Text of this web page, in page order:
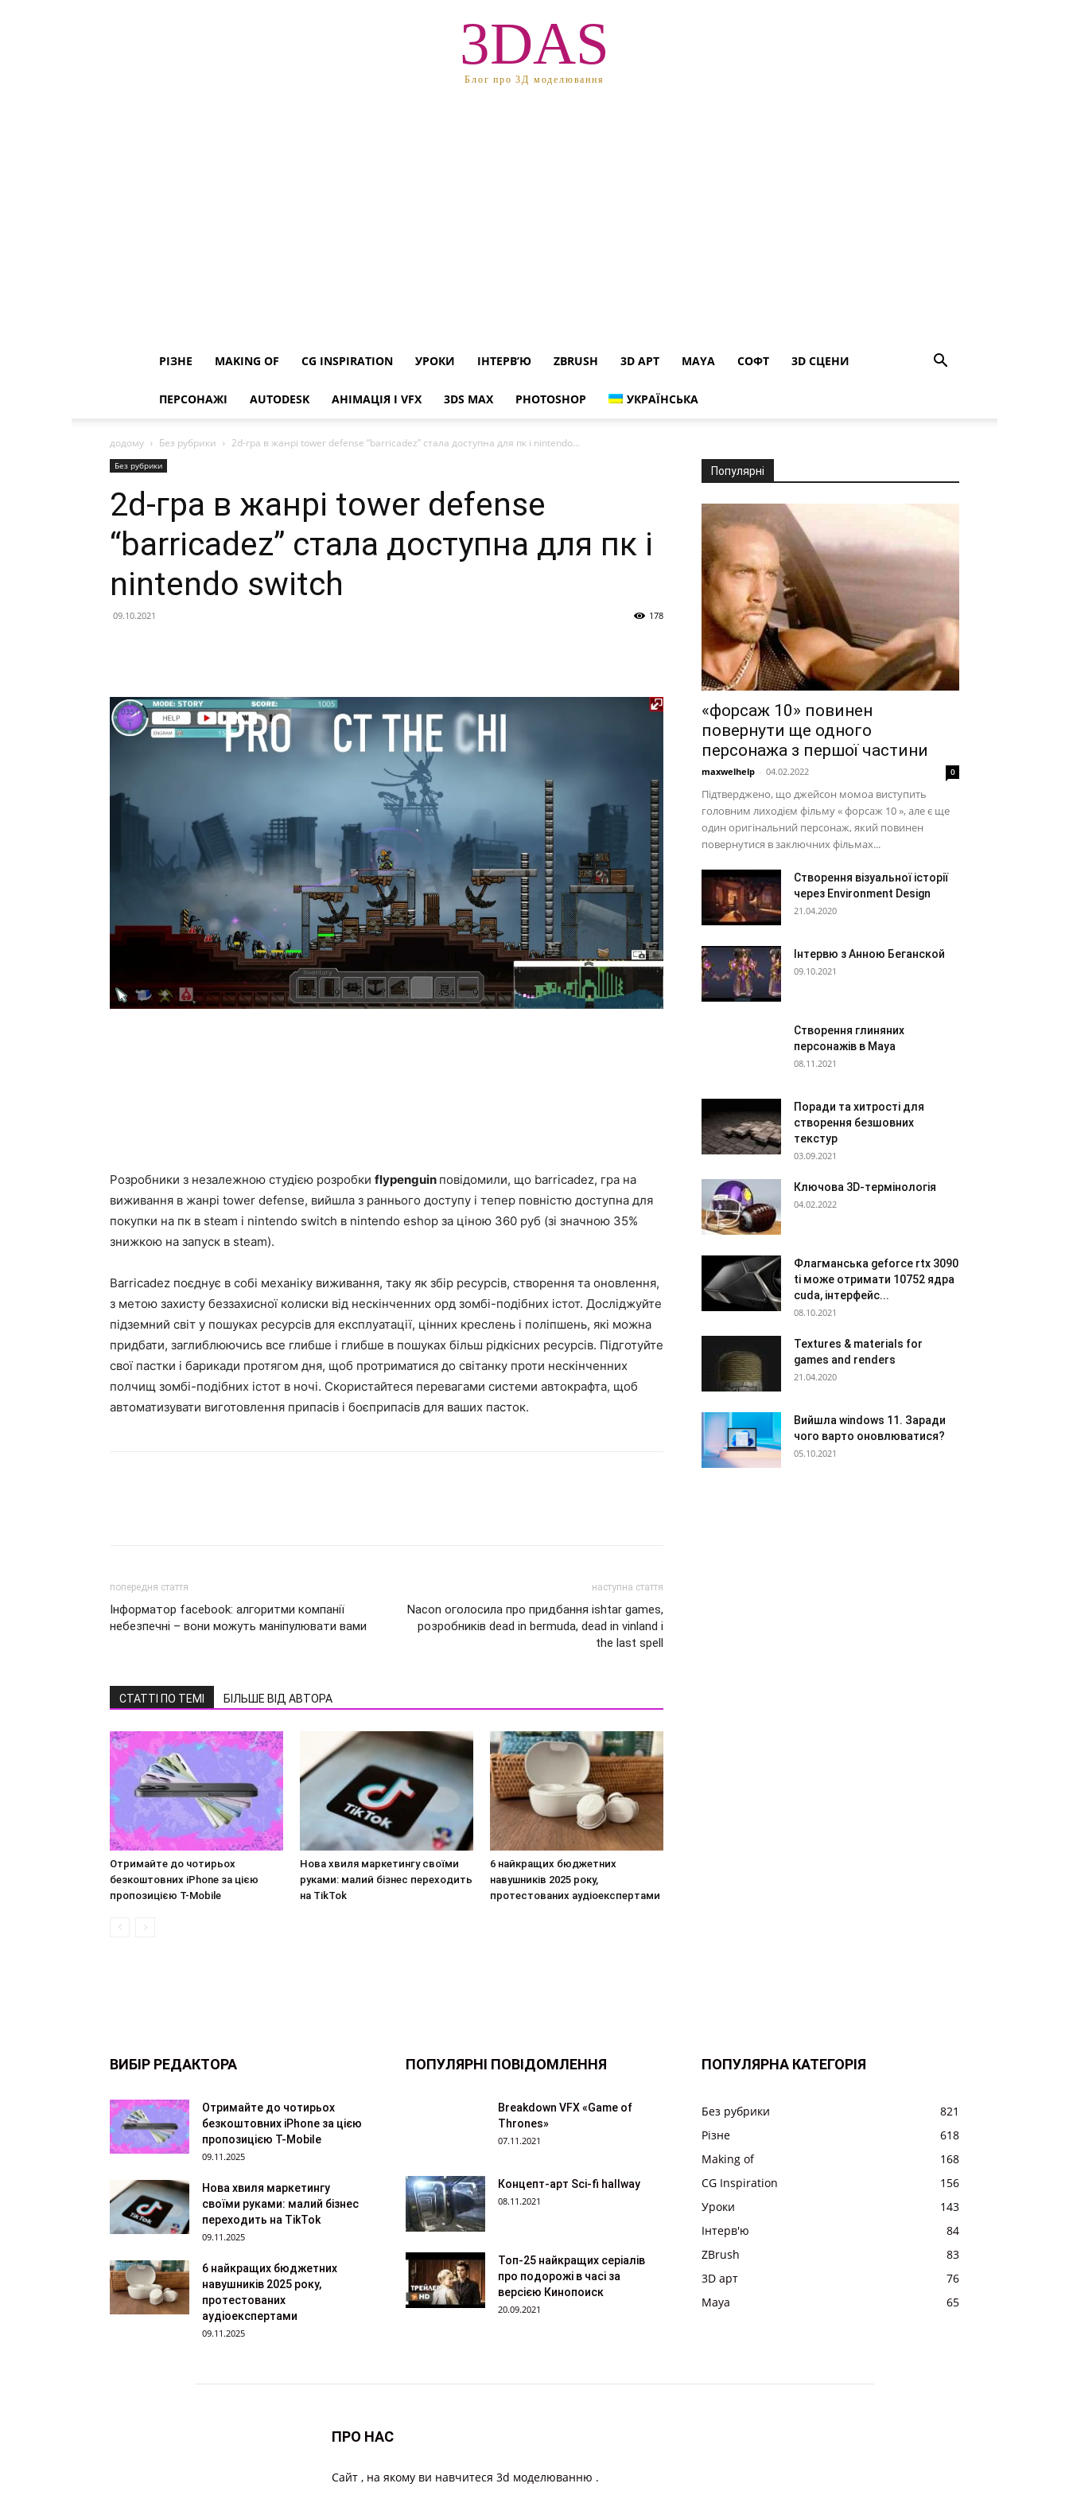
3DAS
Блог про 3Д моделювання
РІЗНЕ MAKING OF CG INSPIRATION УРОКИ ІНТЕРВ’Ю ZBRUSH 3D АРТ MAYA СОФТ 3D СЦЕНИ
ПЕРСОНАЖІ AUTODESK АНІМАЦІЯ І VFX 3DS MAX PHOTOSHOP УКРАЇНСЬКА
додому Без рубрики 2d-гра в жанрі tower defense “barricadez” стала доступна для пк і nintendo...
Без рубрики
2d-гра в жанрі tower defense
“barricadez” стала доступна для пк і
nintendo switch
09.10.2021 178
Розробники з незалежною студією розробки flypenguin повідомили, що barricadez, гра на
виживання в жанрі tower defense, вийшла з раннього доступу і тепер повністю доступна для
покупки на пк в steam і nintendo switch в nintendo eshop за ціною 360 руб (зі значною 35%
знижкою на запуск в steam).
Barricadez поєднує в собі механіку виживання, таку як збір ресурсів, створення та оновлення,
з метою захисту беззахисної колиски від нескінченних орд зомбі-подібних істот. Досліджуйте
підземний світ у пошуках ресурсів для експлуатації, цінних креслень і поліпшень, які можна
придбати, заглиблюючись все глибше і глибше в пошуках більш рідкісних ресурсів. Підготуйте
свої пастки і барикади протягом дня, щоб протриматися до світанку проти нескінченних
полчищ зомбі-подібних істот в ночі. Скористайтеся перевагами системи автокрафта, щоб
автоматизувати виготовлення припасів і боєприпасів для ваших пасток.
попередня стаття
Інформатор facebook: алгоритми компанії
небезпечні – вони можуть маніпулювати вами
наступна стаття
Nacon оголосила про придбання ishtar games,
розробників dead in bermuda, dead in vinland і
the last spell
СТАТТІ ПО ТЕМІ БІЛЬШЕ ВІД АВТОРА
Отримайте до чотирьох
безкоштовних iPhone за цією
пропозицією T-Mobile
Нова хвиля маркетингу своїми
руками: малий бізнес переходить
на TikTok
6 найкращих бюджетних
навушників 2025 року,
протестованих аудіоекспертами
Популярні
«форсаж 10» повинен
повернути ще одного
персонажа з першої частини
maxwelhelp - 04.02.2022 0
Підтверджено, що джейсон момоа виступить
головним лиходієм фільму « форсаж 10 », але є ще
один оригінальний персонаж, який повинен
повернутися в заключних фільмах...
Створення візуальної історії
через Environment Design
21.04.2020
Інтервю з Анною Беганской
09.10.2021
Створення глиняних
персонажів в Maya
08.11.2021
Поради та хитрості для
створення безшовних
текстур
03.09.2021
Ключова 3D-термінологія
04.02.2022
Флагманська geforce rtx 3090
ti може отримати 10752 ядра
cuda, інтерфейс...
08.10.2021
Textures & materials for
games and renders
21.04.2020
Вийшла windows 11. Заради
чого варто оновлюватися?
05.10.2021
ВИБІР РЕДАКТОРА
Отримайте до чотирьох
безкоштовних iPhone за цією
пропозицією T-Mobile
09.11.2025
Нова хвиля маркетингу
своїми руками: малий бізнес
переходить на TikTok
09.11.2025
6 найкращих бюджетних
навушників 2025 року,
протестованих
аудіоекспертами
09.11.2025
ПОПУЛЯРНІ ПОВІДОМЛЕННЯ
Breakdown VFX «Game of
Thrones»
07.11.2021
Концепт-арт Sci-fi hallway
08.11.2021
Топ-25 найкращих серіалів
про подорожі в часі за
версією Кинопоиск
20.09.2021
ПОПУЛЯРНА КАТЕГОРІЯ
Без рубрики
821
Різне
618
Making of
168
CG Inspiration
156
Уроки
143
Інтерв'ю
84
ZBrush
83
3D арт
76
Maya
65
ПРО НАС
Cайт , на якому ви навчитеся 3d моделюванню .